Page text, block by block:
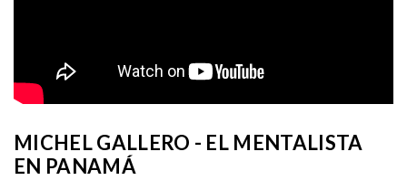
MICHEL GALLERO - EL MENTALISTA
EN PANAMÁ